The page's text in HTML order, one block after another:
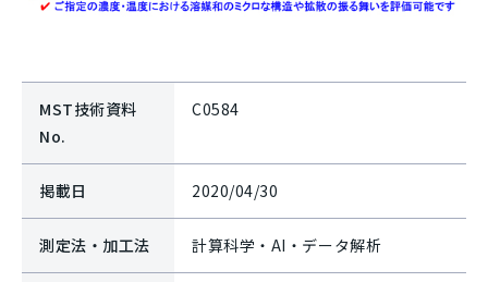
MST技術資料
No.
C0584
掲載日 2020/04/30
測定法・加工法 計算科学・AI・データ解析